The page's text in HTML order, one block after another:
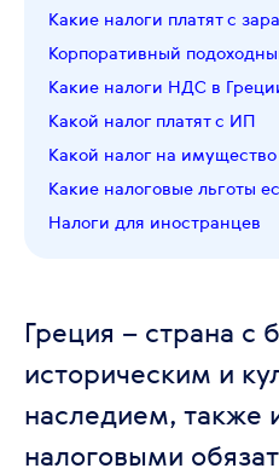
Какие налоги платят с
Корпоративный
Какие налоги НДС в
Какой налог платят с ИП
Какой налог на имущество
Какие налоговые льготы
Налоги для иностранцев
Греция – страна с
историческим и
наследием, также
налоговыми